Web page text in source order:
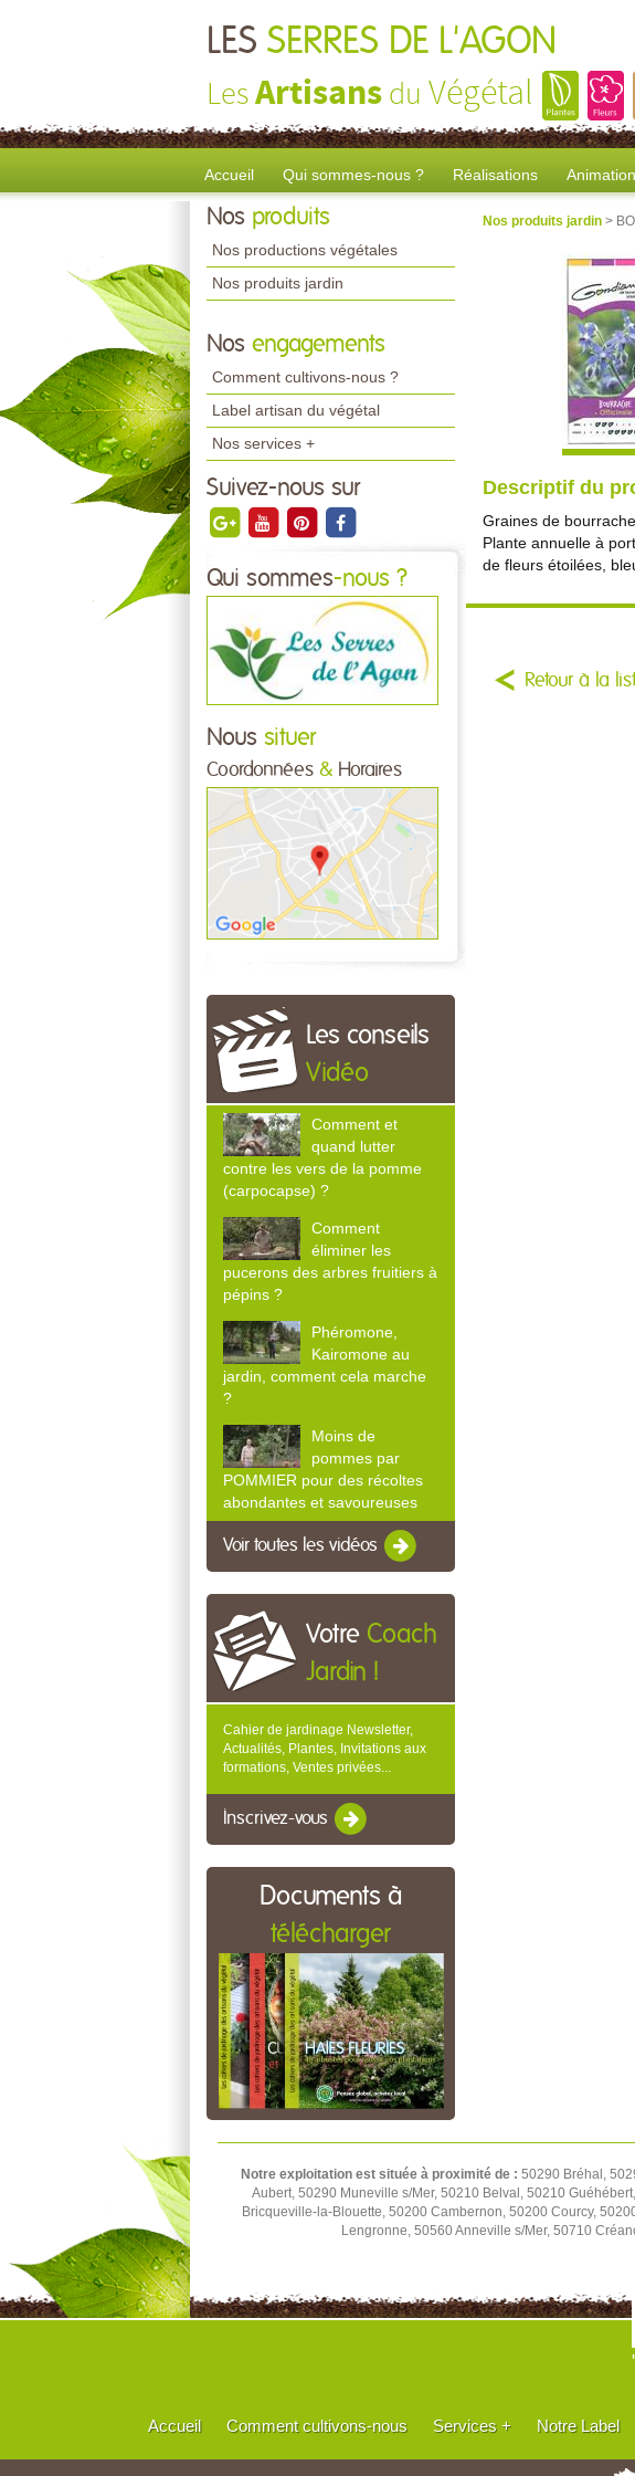
LES SERRES DE L'AGON
LesArtisans du Végétal
Accueil Qui sommes-nous ? Réalisations
Nos produits
Nos productions végétales
Nos produits jardin
Nos engagements
Comment cultivons-nous ?
Label artisan du végétal
Nos services +
Suivez-nous sur
Qui sommes-nous ?
Nous situer
Coordonnées & Horaires
Les conseils
Vidéo
Comment et
quand lutter
contre les vers de la pomme
(carpocapse) ?
Comment
éliminer les
pucerons des arbres fruitiers à
pépins ?
Phéromone,
Kairomone au
jardin, comment cela marche
?
Moins de
pommes par
POMMIER pour des récoltes
abondantes et savoureuses
Voir toutes les vidéos
Votre Coach
Jardin !
Cahier de jardinage Newsletter,
Actualités, Plantes, Invitations aux
formations, Ventes privées...
Inscrivez-vous
Documents à
télécharger
Nos produits jardin >
Descriptif du
Graines de bourrache.
Plante annuelle à
de fleurs étoilées,
Retour à la
Notre exploitation est située à proximité de : 50290 Bréhal,
Aubert, 50290 Muneville s/Mer, 50210 Belval, 50210
Bricqueville-la-Blouette, 50200 Cambernon, 50200 Courcy,
Lengronne, 50560 Anneville s/Mer, 50710
Accueil Comment cultivons-nous Services + Notre Label